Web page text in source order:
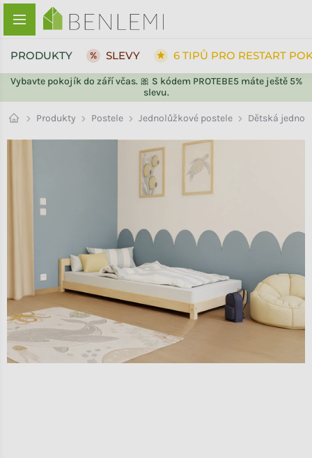
Přejít na obsah
Vybavte pokojík do září včas. 🎀 S kódem PROTEBE5 máte ještě 5%
slevu.
PRODUKTY SLEVY 6 TIPŮ PRO RESTART
Produkty Postele Jednolůžkové postele Dětská
ZPĚT DO OBCHODU